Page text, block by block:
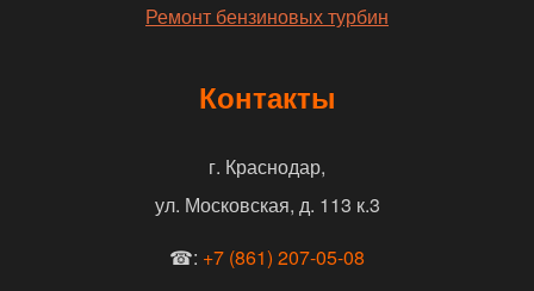
Ремонт бензиновых турбин
Контакты
г. Краснодар,
ул. Московская, д. 113 к.3
☎: +7 (861) 207-05-08